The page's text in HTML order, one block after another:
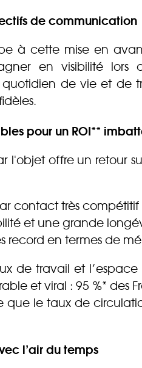
de communication
à cette mise en
en visibilité lors
de vie et de
pour un ROI**
l'objet offre un retour
contact très compétitif
et une grande
record en termes de
de travail et
et viral : 95 %* des
le taux de
l’air du temps